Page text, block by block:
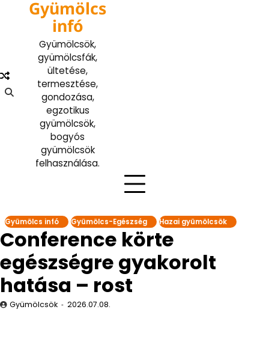
Gyümölcs
infó
Gyümölcsök,
gyümölcsfák,
ültetése,
termesztése,
gondozása,
egzotikus
gyümölcsök,
bogyós
gyümölcsök
felhasználása.
Gyümölcs infó Gyümölcs-Egészség Hazai gyümölcsök
Conference körte
egészségre gyakorolt
hatása – rost
Gyümölcsök 2026.07.08.